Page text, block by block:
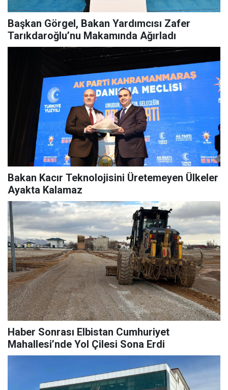
Başkan Görgel, Bakan Yardımcısı Zafer
Tarıkdaroğlu’nu Makamında Ağırladı
Bakan Kacır Teknolojisini Üretemeyen Ülkeler
Ayakta Kalamaz
Haber Sonrası Elbistan Cumhuriyet
Mahallesi’nde Yol Çilesi Sona Erdi